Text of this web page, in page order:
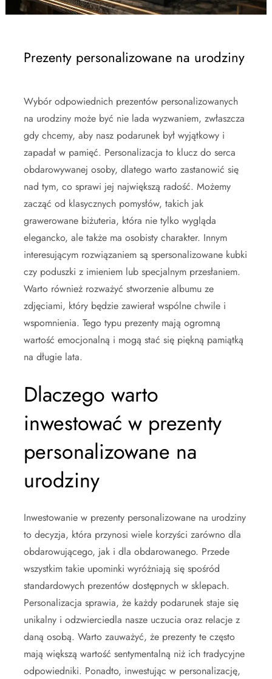
Prezenty personalizowane na urodziny
Wybór odpowiednich prezentów personalizowanych
na urodziny może być nie lada wyzwaniem, zwłaszcza
gdy chcemy, aby nasz podarunek był wyjątkowy i
zapadał w pamięć. Personalizacja to klucz do serca
obdarowywanej osoby, dlatego warto zastanowić się
nad tym, co sprawi jej największą radość. Możemy
zacząć od klasycznych pomysłów, takich jak
grawerowane biżuteria, która nie tylko wygląda
elegancko, ale także ma osobisty charakter. Innym
interesującym rozwiązaniem są spersonalizowane kubki
czy poduszki z imieniem lub specjalnym przesłaniem.
Warto również rozważyć stworzenie albumu ze
zdjęciami, który będzie zawierał wspólne chwile i
wspomnienia. Tego typu prezenty mają ogromną
wartość emocjonalną i mogą stać się piękną pamiątką
na długie lata.
Dlaczego warto
inwestować w prezenty
personalizowane na
urodziny
Inwestowanie w prezenty personalizowane na urodziny
to decyzja, która przynosi wiele korzyści zarówno dla
obdarowującego, jak i dla obdarowanego. Przede
wszystkim takie upominki wyróżniają się spośród
standardowych prezentów dostępnych w sklepach.
Personalizacja sprawia, że każdy podarunek staje się
unikalny i odzwierciedla nasze uczucia oraz relacje z
daną osobą. Warto zauważyć, że prezenty te często
mają większą wartość sentymentalną niż ich tradycyjne
odpowiedniki. Ponadto, inwestując w personalizację,